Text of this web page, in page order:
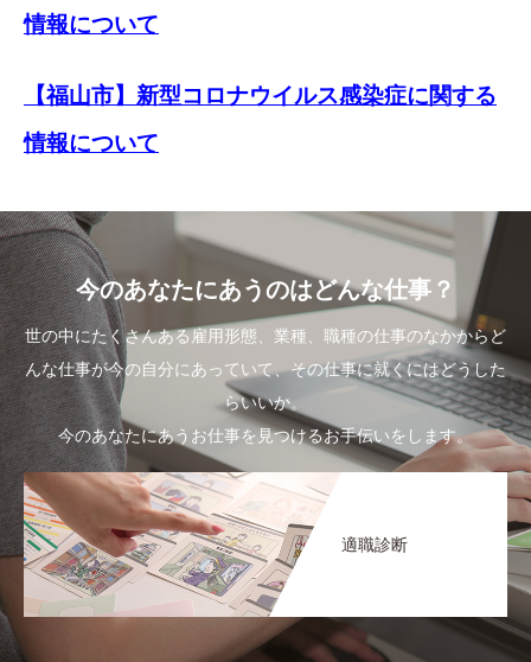
情報について
【福山市】新型コロナウイルス感染症に関する
情報について
今のあなたにあうのはどんな仕事？
世の中にたくさんある雇用形態、業種、職種の仕事のなかからど
んな仕事が今の自分にあっていて、その仕事に就くにはどうした
らいいか。
今のあなたにあうお仕事を見つけるお手伝いをします。
適職診断